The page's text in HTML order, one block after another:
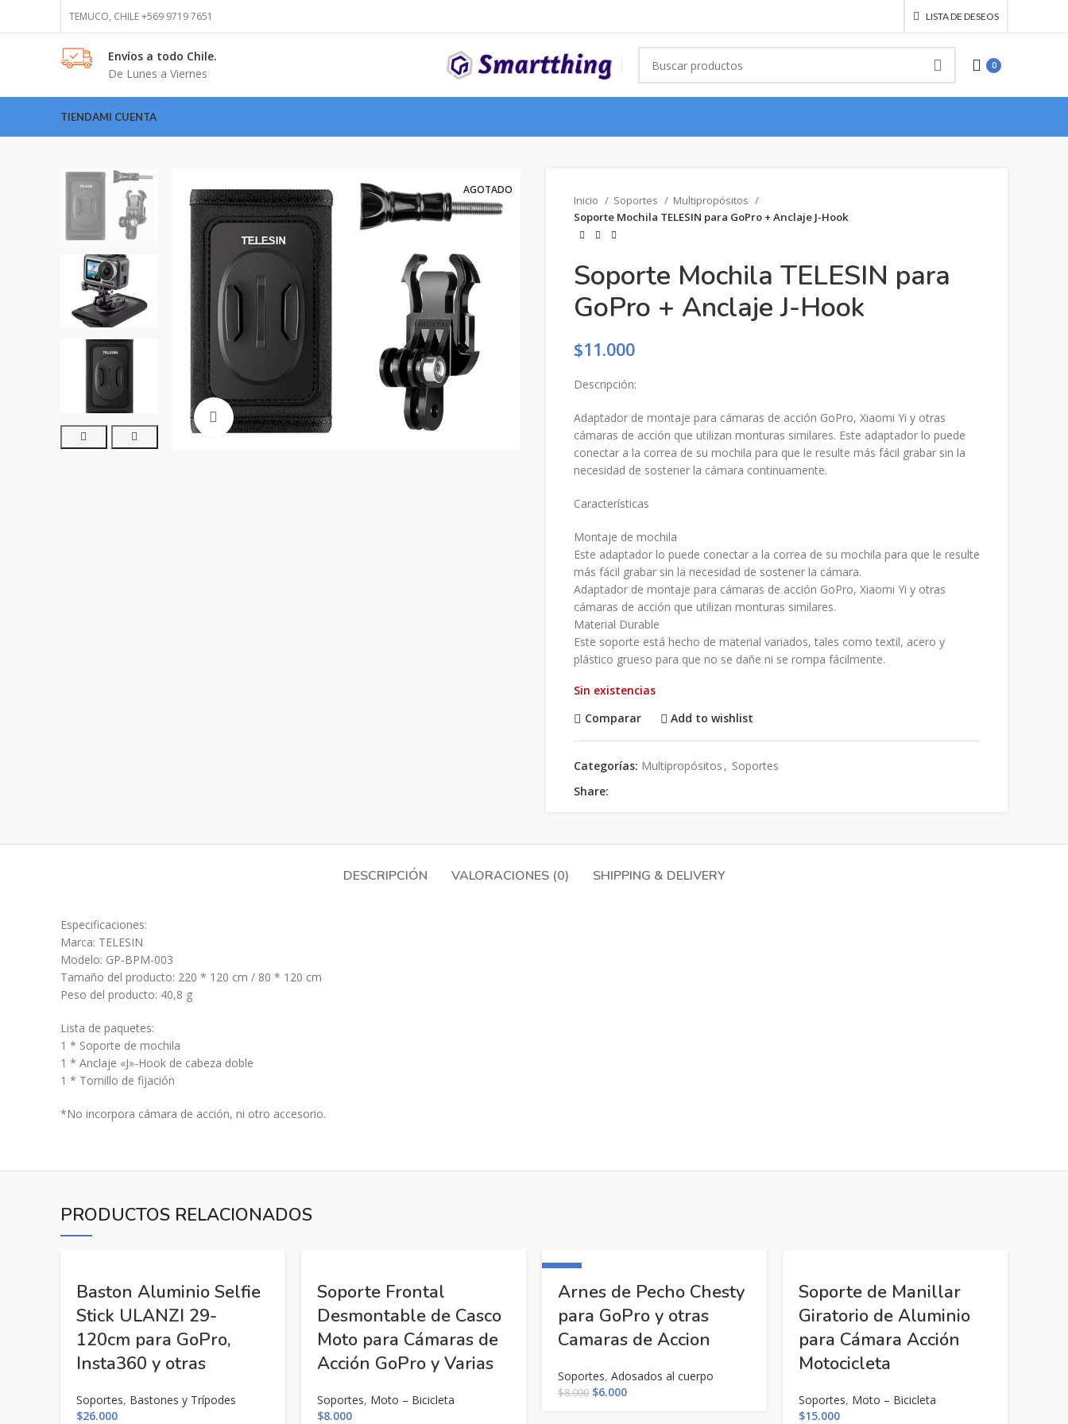
TEMUCO, CHILE +569 9719 7651 LISTA DE DESEOS
Envíos a todo Chile.
De Lunes a Viernes
0
TIENDAMI CUENTA
AGOTADO
Clic para ampliar
Inicio Soportes
Multipropósitos
Soporte Mochila TELESIN para GoPro + Anclaje J-Hook
Soporte Mochila TELESIN para
GoPro + Anclaje J-Hook
$11.000
Descripción:
Adaptador de montaje para cámaras de acción GoPro, Xiaomi Yi y otras
cámaras de acción que utilizan monturas similares. Este adaptador lo puede
conectar a la correa de su mochila para que le resulte más fácil grabar sin la
necesidad de sostener la cámara continuamente.
Características
Montaje de mochila
Este adaptador lo puede conectar a la correa de su mochila para que le resulte
más fácil grabar sin la necesidad de sostener la cámara.
Adaptador de montaje para cámaras de acción GoPro, Xiaomi Yi y otras
cámaras de acción que utilizan monturas similares.
Material Durable
Este soporte está hecho de material variados, tales como textil, acero y
plástico grueso para que no se dañe ni se rompa fácilmente.
Sin existencias
Comparar
Add to wishlist
Categorías: Multipropósitos , Soportes
Share:
DESCRIPCIÓN VALORACIONES (0) SHIPPING & DELIVERY
Especificaciones:
Marca: TELESIN
Modelo: GP-BPM-003
Tamaño del producto: 220 * 120 cm / 80 * 120 cm
Peso del producto: 40,8 g
Lista de paquetes:
1 * Soporte de mochila
1 * Anclaje «J»-Hook de cabeza doble
1 * Tornillo de fijación
*No incorpora cámara de acción, ni otro accesorio.
PRODUCTOS RELACIONADOS
Baston Aluminio Selfie
Stick ULANZI 29-
120cm para GoPro,
Insta360 y otras
Soportes, Bastones y Trípodes
$26.000
Soporte Frontal
Desmontable de Casco
Moto para Cámaras de
Acción GoPro y Varias
Soportes, Moto – Bicicleta
$8.000
-25%
Arnes de Pecho Chesty
para GoPro y otras
Camaras de Accion
Soportes, Adosados al cuerpo
$8.000 El
$6.000El
Soporte de Manillar
Giratorio de Aluminio
para Cámara Acción
Motocicleta
Soportes, Moto – Bicicleta
$15.000